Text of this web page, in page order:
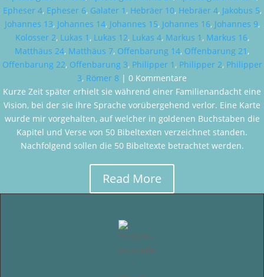
Epheser 4, Epheser 6, Galater 1 , Hebräer 10, Hebräer 4, Jakobus 5,
Johannes 13, Johannes 14, Johannes 15, Johannes 16, Johannes 9,
Kolosser 2, Lukas 1 , Lukas 12, Lukas 4, Markus 1 , Markus 16,
Matthäus 24, Matthäus 7, Offenbarung 14, Offenbarung 21 ,
Offenbarung 22, Offenbarung 3, Philipper 1 , Philipper 2, Philipper
3, Römer 8 | 0 Kommentare
Kurze Zeit später erhielt sie während einer Familienandacht eine
Vision, bei der sie ihre Sprache vorübergehend verlor. Eine Karte
wurde mir vorgehalten, auf welcher in goldenen Buchstaben die
Kapitel und Verse von 50 Bibeltexten verzeichnet standen.
Nachfolgend sollen die 50 Bibeltexte betrachtet werden.
Read More